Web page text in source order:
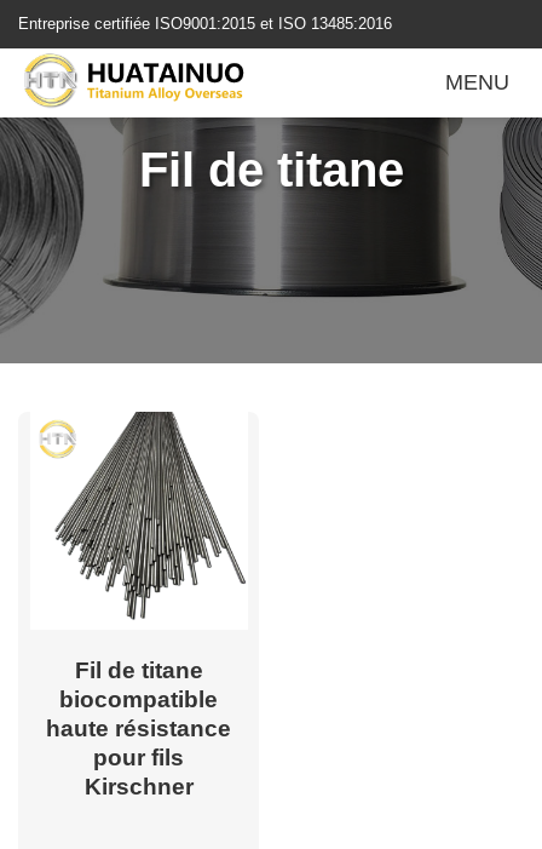
转
容
Entreprise certifiée ISO9001:2015 et ISO 13485:2016
MENU
Fil de titane
Fil de titane
biocompatible
haute résistance
pour fils
Kirschner